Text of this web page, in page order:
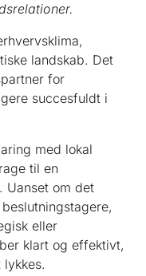
landskab. Det
for
succesfuldt i
med lokal
til en
om det
eller
klart og effektivt,